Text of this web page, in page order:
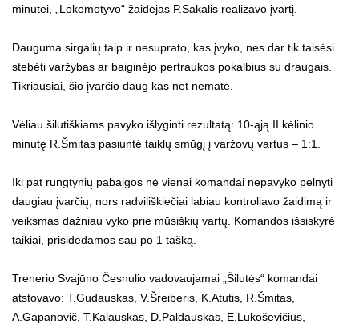
minutei, „Lokomotyvo“ žaidėjas P.Sakalis realizavo įvartį.
Dauguma sirgalių taip ir nesuprato, kas įvyko, nes dar tik taisėsi
stebėti varžybas ar baiginėjo pertraukos pokalbius su draugais.
Tikriausiai, šio įvarčio daug kas net nematė.
Vėliau šilutiškiams pavyko išlyginti rezultatą: 10-ąją II kėlinio
minutę R.Šmitas pasiuntė taiklų smūgį į varžovų vartus – 1:1.
Iki pat rungtynių pabaigos nė vienai komandai nepavyko pelnyti
daugiau įvarčių, nors radviliškiečiai labiau kontroliavo žaidimą ir
veiksmas dažniau vyko prie mūsiškių vartų. Komandos išsiskyrė
taikiai, prisidėdamos sau po 1 tašką.
Trenerio Svajūno Česnulio vadovaujamai „Šilutės“ komandai
atstovavo: T.Gudauskas, V.Šreiberis, K.Atutis, R.Šmitas,
A.Gapanovič, T.Kalauskas, D.Paldauskas, E.Lukoševičius,